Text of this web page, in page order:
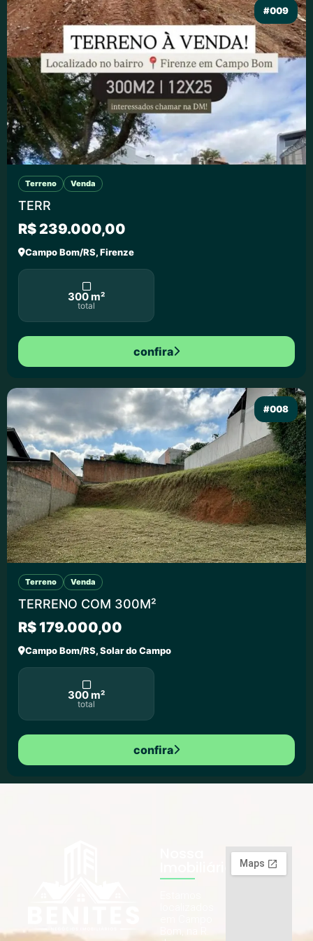
#009
Terreno Venda
TERR
R$ 239.000,00
Campo Bom/RS, Firenze
300 m²
total
confira
#008
Terreno Venda
TERRENO COM 300M²
R$ 179.000,00
Campo Bom/RS, Solar do Campo
300 m²
total
confira